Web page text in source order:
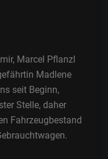
Marcel Pflanzl
Madlene
seit Beginn,
Stelle, daher
Fahrzeugbestand